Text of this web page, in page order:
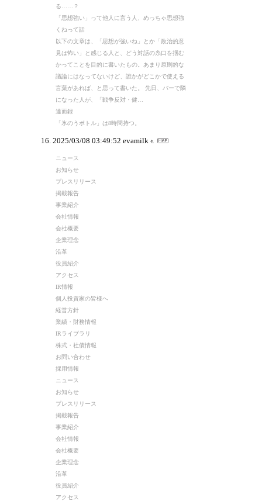
る……？
「思想強い」って他人に言う人、めっちゃ思想強
くねって話
以下の文章は、「思想が強いね」とか「政治的意
見は怖い」と感じる人と、どう対話の糸口を掴む
かってことを目的に書いたもの。あまり原則的な
議論にはなってないけど、誰かがどこかで使える
言葉があれば、と思って書いた。 先日、バーで隣
になった人が、「戦争反対・健…
達而録
「氷のうボトル」は8時間持つ。
2025/03/08 03:49:52 evamilk
ニュース
お知らせ
プレスリリース
掲載報告
事業紹介
会社情報
会社概要
企業理念
沿革
役員紹介
アクセス
IR情報
個人投資家の皆様へ
経営方針
業績・財務情報
IRライブラリ
株式・社債情報
お問い合わせ
採用情報
ニュース
お知らせ
プレスリリース
掲載報告
事業紹介
会社情報
会社概要
企業理念
沿革
役員紹介
アクセス